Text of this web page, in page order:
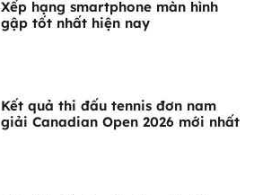
Xếp hạng smartphone màn hình
gập tốt nhất hiện nay
Kết quả thi đấu tennis đơn nam
giải Canadian Open 2026 mới nhất